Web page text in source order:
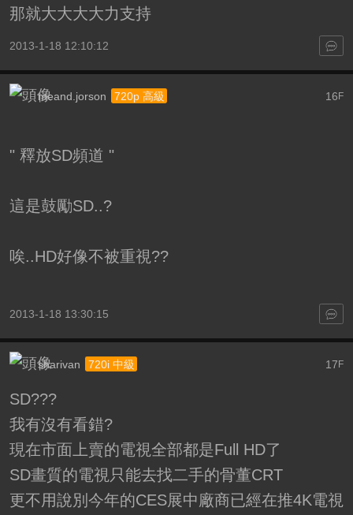
那就大大大大力支持
2013-1-18 12:10:12
16F
meand.jorson 720p 高級
" 釋放SD頻道 "
這是鼓勵SD..?
唉..HD好像不被重視??
2013-1-18 13:30:15
17F
sharivan 720i 中級
SD???
我有沒有看錯?
現在市面上賣的電視全部都是Full HD了
SD畫質的電視只能去找二手的骨董CRT
更不用說別今年的CES展中廠商已經在推4K電視